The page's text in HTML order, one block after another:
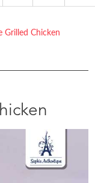
Grilled Chicken